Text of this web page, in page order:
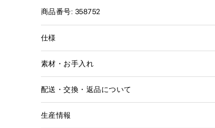
商品番号: 358752
仕様
素材・お手入れ
配送・交換・返品について
生産情報